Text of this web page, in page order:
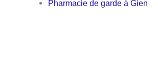
Pharmacie de garde à Gien